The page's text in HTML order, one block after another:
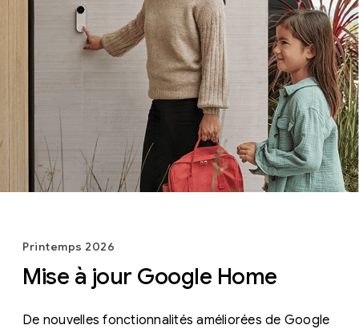
Printemps 2026
Mise à jour Google Home
De nouvelles fonctionnalités améliorées de Google